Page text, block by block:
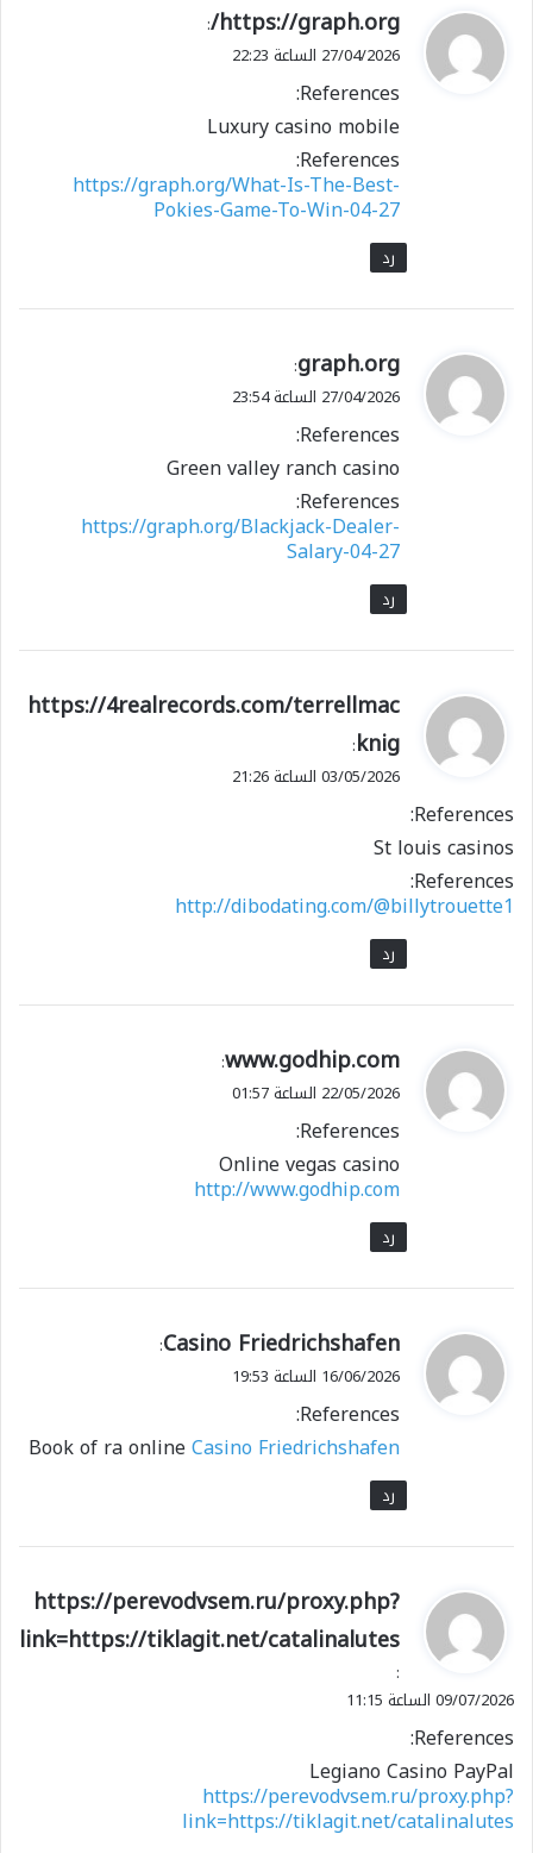
ي
ق
ل
https://graph.org/
:
27/04/2026 الساعة 22:23
References:
Luxury casino mobile
References:
https://graph.org/What-Is-The-Best-
Pokies-Game-To-Win-04-27
رد
ي
ق
ل
graph.org
:
27/04/2026 الساعة 23:54
References:
Green valley ranch casino
References:
https://graph.org/Blackjack-Dealer-
Salary-04-27
رد
ي
و
ل
https://4realrecords.com/terrellmac
knig
:
03/05/2026 الساعة 21:26
References:
St louis casinos
References:
http://dibodating.com/@billytrouette1
رد
ي
ق
ل
www.godhip.com
:
22/05/2026 الساعة 01:57
References:
Online vegas casino
http://www.godhip.com
رد
ي
ق
ل
Casino Friedrichshafen
:
16/06/2026 الساعة 19:53
References:
Book of ra onlineCasino Friedrichshafen
رد
ي
و
ل
https://perevodvsem.ru/proxy.php?
link=https://tiklagit.net/catalinalutes
:
09/07/2026 الساعة 11:15
References:
Legiano Casino PayPal
https://perevodvsem.ru/proxy.php?
link=https://tiklagit.net/catalinalutes